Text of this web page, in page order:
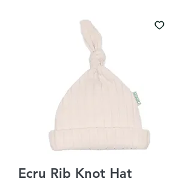
Ecru Rib Knot Hat